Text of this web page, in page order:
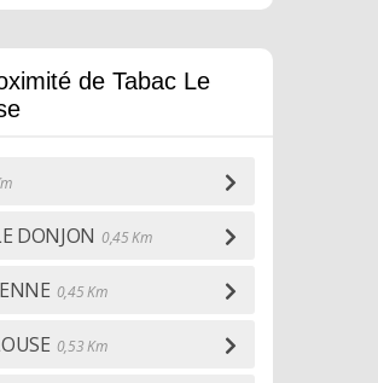
de Tabac Le
DONJON 0,45 Km
0,45 Km
0,53 Km